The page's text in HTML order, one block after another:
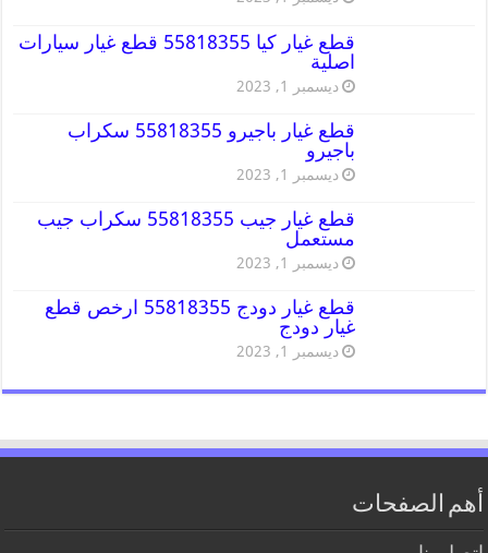
قطع غيار كيا 55818355 قطع غيار سيارات
اصلية
ديسمبر 1, 2023
قطع غيار باجيرو 55818355 سكراب
باجيرو
ديسمبر 1, 2023
قطع غيار جيب 55818355 سكراب جيب
مستعمل
ديسمبر 1, 2023
قطع غيار دودج 55818355 ارخص قطع
غيار دودج
ديسمبر 1, 2023
أهم الصفحات